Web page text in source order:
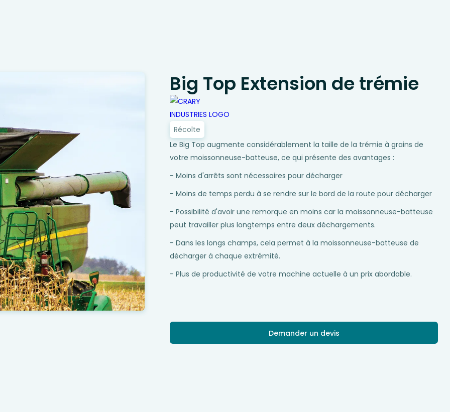
Big Top Extension de trémie
Récolte
Le Big Top augmente considérablement la taille de la trémie à grains de
votre moissonneuse-batteuse, ce qui présente des avantages :
- Moins d'arrêts sont nécessaires pour décharger
- Moins de temps perdu à se rendre sur le bord de la route pour décharger
- Possibilité d'avoir une remorque en moins car la moissonneuse-batteuse
peut travailler plus longtemps entre deux déchargements.
- Dans les longs champs, cela permet à la moissonneuse-batteuse de
décharger à chaque extrémité.
- Plus de productivité de votre machine actuelle à un prix abordable.
Demander un devis